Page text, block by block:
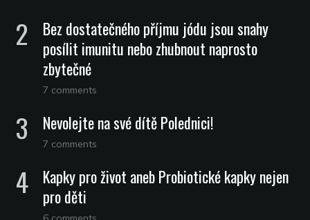
Bez dostatečného příjmu jódu jsou snahy
posílit imunitu nebo zhubnout naprosto
zbytečné
7 comments
Nevolejte na své dítě Polednici!
7 comments
Kapky pro život aneb Probiotické kapky nejen
pro děti